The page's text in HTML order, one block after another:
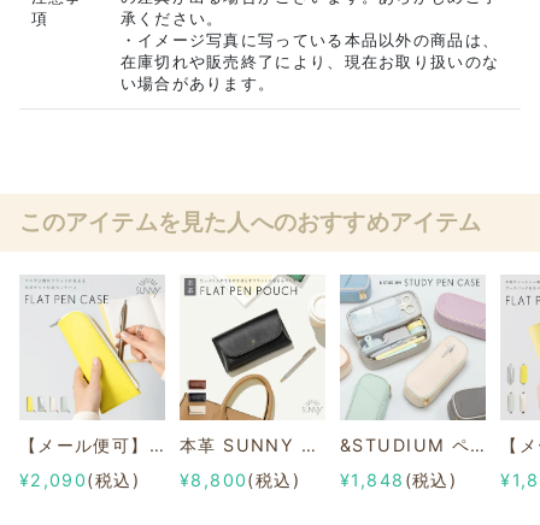
項
承ください。
・イメージ写真に写っている本品以外の商品は、
在庫切れや販売終了により、現在お取り扱いのな
い場合があります。
このアイテムを見た人へのおすすめアイテム
【メール便可】SUNNY FLAT PEN CASE
¥2,090(税込)
本革 SUNNY FLAT PEN POUCH
¥8,800(税込)
&STUDIUM ペンケース
¥1,848 (税込)